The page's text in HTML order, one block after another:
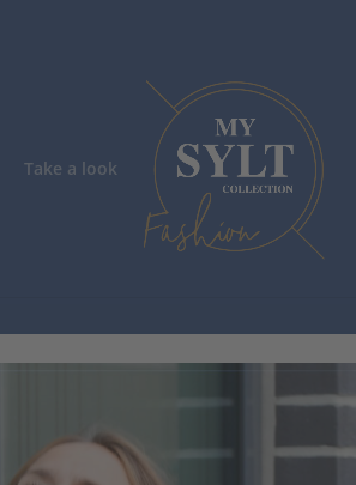
Take a look